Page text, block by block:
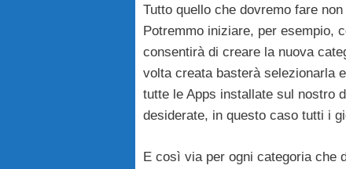
Tutto quello che dovremo fare
Potremmo iniziare, per esempio,
consentirà di creare la nuova
volta creata basterà selezionarla
tutte le Apps installate sul nostro
desiderate, in questo caso tutti i
E così via per ogni categoria che